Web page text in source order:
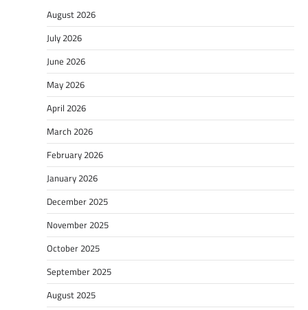
August 2026
July 2026
June 2026
May 2026
April 2026
March 2026
February 2026
January 2026
December 2025
November 2025
October 2025
September 2025
August 2025